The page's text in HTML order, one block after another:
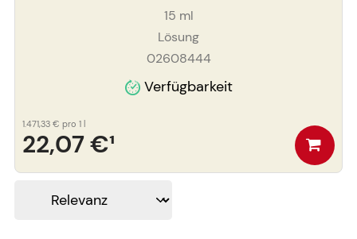
15 ml
Lösung
02608444
Verfügbarkeit
22,07 €¹
1.471,33 € pro 1 l